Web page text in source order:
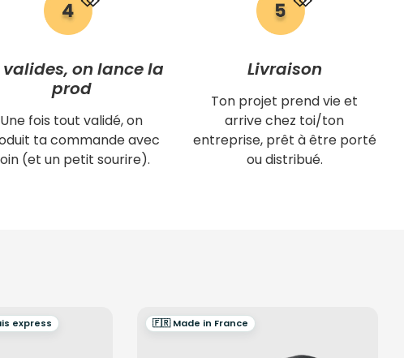
valides, on lance la
prod
Une fois tout validé, on
ta commande avec
(et un petit sourire).
Livraison
Ton projet prend vie et
arrive chez toi/ton
entreprise, prêt à être porté
ou distribué.
express 🇫🇷 Made in France